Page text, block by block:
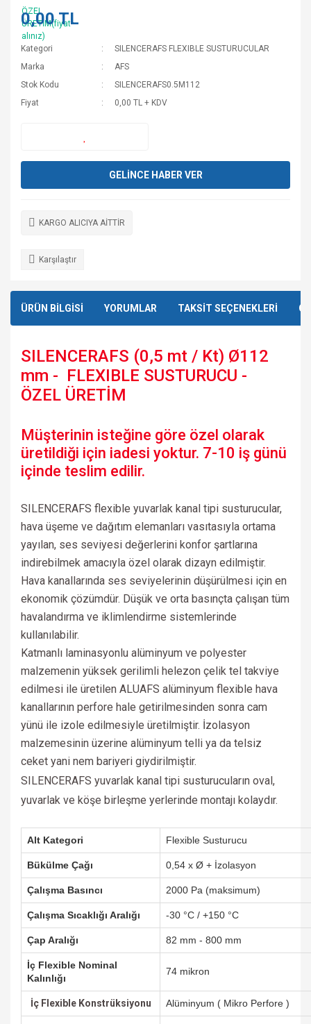
0,00 TL
Kategori
SILENCERAFS FLEXIBLE SUSTURUCULAR
Marka
AFS
Stok Kodu
SILENCERAFS0.5M112
Fiyat
0,00 TL + KDV
GELİNCE HABER VER
KARGO ALICIYA AİTTİR
Karşılaştır
ÜRÜN BİLGİSİ YORUMLAR TAKSİT SEÇENEKLERİ
SILENCERAFS (0,5 mt / Kt) Ø112
mm - FLEXIBLE SUSTURUCU -
ÖZEL ÜRETİM
Müşterinin isteğine göre özel olarak
üretildiği için iadesi yoktur. 7-10 iş günü
içinde teslim edilir.
SILENCERAFS flexible yuvarlak kanal tipi susturucular,
hava üşeme ve dağıtım elemanları vasıtasıyla ortama
yayılan, ses seviyesi değerlerini konfor şartlarına
indirebilmek amacıyla özel olarak dizayn edilmiştir.
Hava kanallarında ses seviyelerinin düşürülmesi için en
ekonomik çözümdür. Düşük ve orta basınçta çalışan tüm
havalandırma ve iklimlendirme sistemlerinde
kullanılabilir.
Katmanlı laminasyonlu alüminyum ve polyester
malzemenin yüksek gerilimli helezon çelik tel takviye
edilmesi ile üretilen ALUAFS alüminyum flexible hava
kanallarının perfore hale getirilmesinden sonra cam
yünü ile izole edilmesiyle üretilmiştir. İzolasyon
malzemesinin üzerine alüminyum telli ya da telsiz
ceket yani nem bariyeri giydirilmiştir.
SILENCERAFS yuvarlak kanal tipi susturucuların oval,
yuvarlak ve köşe birleşme yerlerinde montajı kolaydır.
Alt Kategori Flexible Susturucu
Bükülme Çağı 0,54 x Ø + İzolasyon
Çalışma Basıncı 2000 Pa (maksimum)
Çalışma Sıcaklığı Aralığı -30 °C / +150 °C
Çap Aralığı 82 mm - 800 mm
İç Flexible Nominal
Kalınlığı
74 mikron
İç Flexible Konstrüksiyonu Alüminyum ( Mikro Perfore )